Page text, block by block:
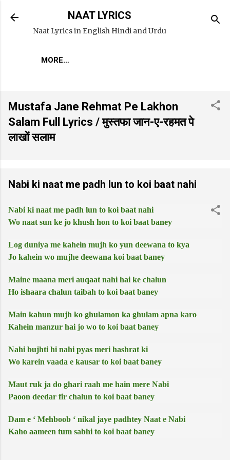
Skip to main content
NAAT LYRICS
Naat Lyrics in English Hindi and Urdu
MORE…
Mustafa Jane Rehmat Pe Lakhon
Salam Full Lyrics / मुस्तफा जान-ए-रहमत पे
लाखों सलाम
Nabi ki naat me padh lun to koi baat nahi
Nabi ki naat me padh lun to koi baat nahi
Wo naat sun ke jo khush hon to koi baat baney
Log duniya me kahein mujh ko yun deewana to kya
Jo kahein wo mujhe deewana koi baat baney
Maine maana meri auqaat nahi hai ke chalun
Ho ishaara chalun taibah to koi baat baney
Main kahun mujh ko ghulamon ka ghulam apna karo
Kahein manzur hai jo wo to koi baat baney
Nahi bujhti hi nahi pyas meri hashrat ki
Wo karein vaada e kausar to koi baat baney
Maut ruk ja do ghari raah me hain mere Nabi
Paoon deedar fir chalun to koi baat baney
Dam e ‘ Mehboob ‘ nikal jaye padhtey Naat e Nabi
Kaho aameen tum sabhi to koi baat baney